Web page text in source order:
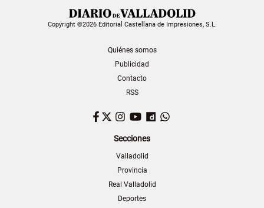
Copyright ©2026 Editorial Castellana de Impresiones, S.L.
Quiénes somos
Publicidad
Contacto
RSS
Facebook
TwitterInstagram
YouTubeDailymotion
Secciones
Valladolid
Provincia
Real Valladolid
Deportes